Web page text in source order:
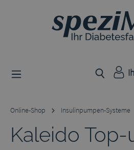
Zum Hauptinhalt springen
Online-Shop Insulinpumpen-Systeme
Kaleido Top-